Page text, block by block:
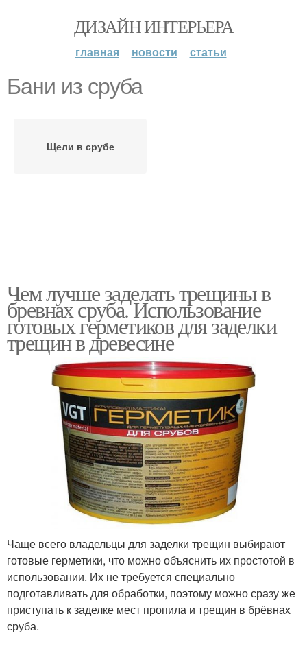
ДИЗАЙН ИНТЕРЬЕРА
главная новости статьи
Бани из сруба
Щели в срубе
Чем лучше заделать трещины в
бревнах сруба. Использование
готовых герметиков для заделки
трещин в древесине
Чаще всего владельцы для заделки трещин выбирают
готовые герметики, что можно объяснить их простотой в
использовании. Их не требуется специально
подготавливать для обработки, поэтому можно сразу же
приступать к заделке мест пропила и трещин в брёвнах
сруба.